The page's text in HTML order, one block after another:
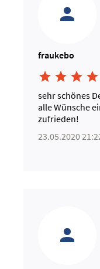
fraukebo
   
sehr schönes
alle Wünsche
zufrieden!
23.05.2020